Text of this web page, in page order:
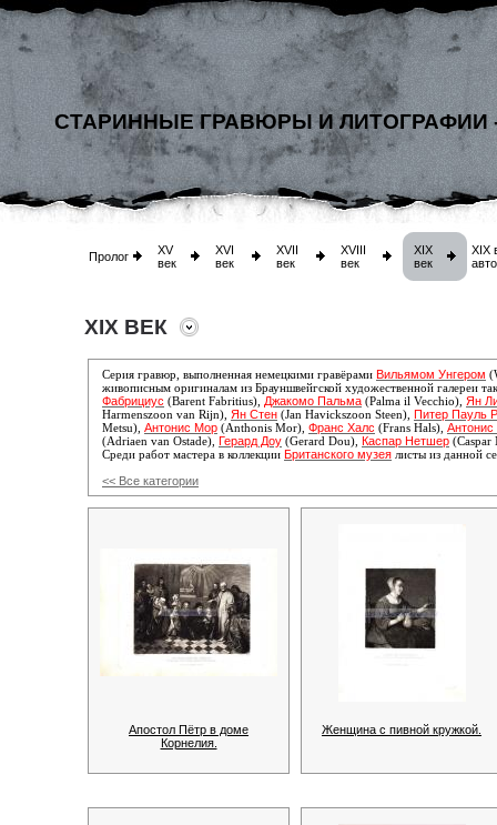
СТАРИННЫЕ ГРАВЮРЫ И ЛИТОГРАФИИ
Пролог
XV
век
XVI
век
XVII
век
XVIII
век
XIX
век
XIX
XIX ВЕК
Серия гравюр, выполненная немецкими гравёрами Вильямом Унгером
живописным оригиналам из Брауншвейгской художественной галереи
Фабрициус (Barent Fabritius), Джакомо Пальма (Palma il Vecchio), Ян
Harmenszoon van Rijn), Ян Стен (Jan Havickszoon Steen), Питер Пауль
Metsu), Антонис Мор (Anthonis Mor), Франс Халс (Frans Hals), Антонис
(Adriaen van Ostade), Герард Доу (Gerard Dou), Каспар Нетшер (Caspar
Среди работ мастера в коллекции Британского музея листы из данной
<< Все категории
Апостол Пётр в доме
Корнелия.
Женщина с пивной кружкой.